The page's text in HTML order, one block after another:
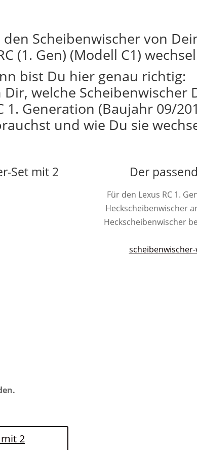
Scheibenwischer von
(1. Gen) (Modell C1)
bist Du hier genau richtig:
Dir, welche Scheibenwischer
1. Generation (Baujahr 09/
und wie Du sie
Set mit 2
2
Der
Für den Lexus RC 1.
Heckscheibenwischer
Heckscheibenwischer